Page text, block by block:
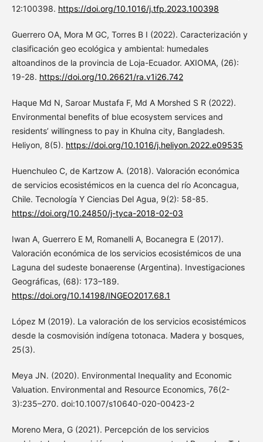
12:100398. https://doi.org/10.1016/j.tfp.2023.100398
Guerrero OA, Mora M GC, Torres B I (2022). Caracterización y
clasificación geo ecológica y ambiental: humedales
altoandinos de la provincia de Loja-Ecuador. AXIOMA, (26):
19-28. https://doi.org/10.26621/ra.v1i26.742
Haque Md N, Saroar Mustafa F, Md A Morshed S R (2022).
Environmental benefits of blue ecosystem services and
residents’ willingness to pay in Khulna city, Bangladesh.
Heliyon, 8(5). https://doi.org/10.1016/j.heliyon.2022.e09535
Huenchuleo C, de Kartzow A. (2018). Valoración económica
de servicios ecosistémicos en la cuenca del río Aconcagua,
Chile. Tecnología Y Ciencias Del Agua, 9(2): 58-85.
https://doi.org/10.24850/j-tyca-2018-02-03
Iwan A, Guerrero E M, Romanelli A, Bocanegra E (2017).
Valoración económica de los servicios ecosistémicos de una
Laguna del sudeste bonaerense (Argentina). Investigaciones
Geográficas, (68): 173–189.
https://doi.org/10.14198/INGEO2017.68.1
López M (2019). La valoración de los servicios ecosistémicos
desde la cosmovisión indígena totonaca. Madera y bosques,
25(3).
Meya JN. (2020). Environmental Inequality and Economic
Valuation. Environmental and Resource Economics, 76(2-
3):235–270. doi:10.1007/s10640-020-00423-2
Moreno Mera, G (2021). Percepción de los servicios